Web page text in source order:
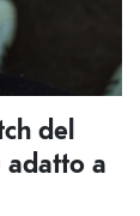
del
adatto a